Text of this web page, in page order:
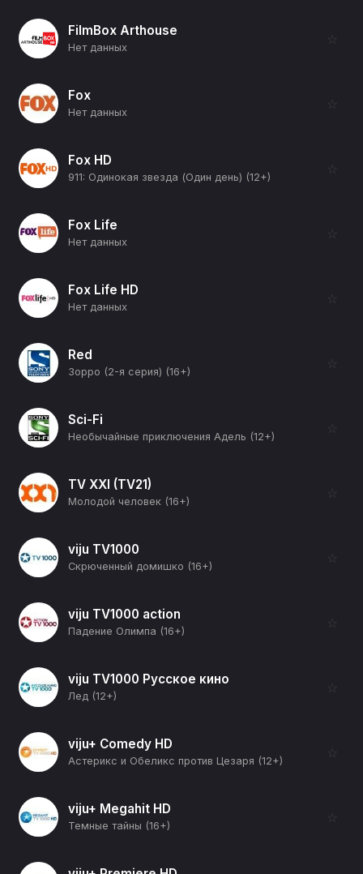
FilmBox Arthouse
Нет данных
☆
Fox
Нет данных
☆
Fox HD
911: Одинокая звезда (Один день) (12+)
☆
Fox Life
Нет данных
☆
Fox Life HD
Нет данных
☆
Red
Зорро (2-я серия) (16+)
☆
Sci-Fi
Необычайные приключения Адель (12+)
☆
TV XXI (TV21)
Молодой человек (16+)
☆
viju TV1000
Скрюченный домишко (16+)
☆
viju TV1000 action
Падение Олимпа (16+)
☆
viju TV1000 Русское кино
Лед (12+)
☆
viju+ Comedy HD
Астерикс и Обеликс против Цезаря (12+)
☆
viju+ Megahit HD
Темные тайны (16+)
☆